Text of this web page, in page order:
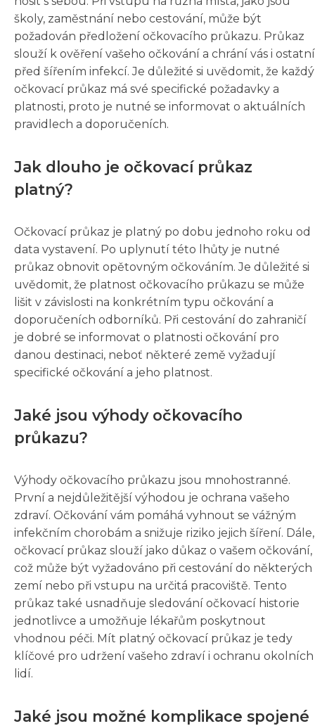
školy, zaměstnání nebo cestování, může být
požadován předložení očkovacího průkazu. Průkaz
slouží k ověření vašeho očkování a chrání vás i ostatní
před šířením infekcí. Je důležité si uvědomit, že každý
očkovací průkaz má své specifické požadavky a
platnosti, proto je nutné se informovat o aktuálních
pravidlech a doporučeních.
Jak dlouho je očkovací průkaz
platný?
Očkovací průkaz je platný po dobu jednoho roku od
data vystavení. Po uplynutí této lhůty je nutné
průkaz obnovit opětovným očkováním. Je důležité si
uvědomit, že platnost očkovacího průkazu se může
lišit v závislosti na konkrétním typu očkování a
doporučeních odborníků. Při cestování do zahraničí
je dobré se informovat o platnosti očkování pro
danou destinaci, neboť některé země vyžadují
specifické očkování a jeho platnost.
Jaké jsou výhody očkovacího
průkazu?
Výhody očkovacího průkazu jsou mnohostranné.
První a nejdůležitější výhodou je ochrana vašeho
zdraví. Očkování vám pomáhá vyhnout se vážným
infekčním chorobám a snižuje riziko jejich šíření. Dále,
očkovací průkaz slouží jako důkaz o vašem očkování,
což může být vyžadováno při cestování do některých
zemí nebo při vstupu na určitá pracoviště. Tento
průkaz také usnadňuje sledování očkovací historie
jednotlivce a umožňuje lékařům poskytnout
vhodnou péči. Mít platný očkovací průkaz je tedy
klíčové pro udržení vašeho zdraví i ochranu okolních
lidí.
Jaké jsou možné komplikace spojené